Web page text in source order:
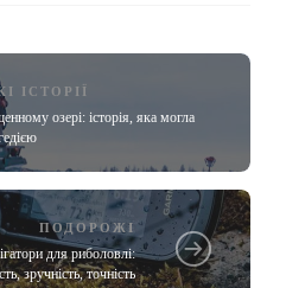
ІСТОРІЇ
озері: історія, яка могла
ПОДОРОЖІ
для риболовлі:
зручність, точність